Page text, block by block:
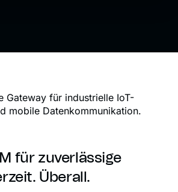
für zuverlässige
Überall.